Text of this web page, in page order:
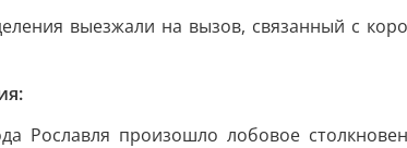
выезжали на вызов, связанный с
Рославля произошло лобовое